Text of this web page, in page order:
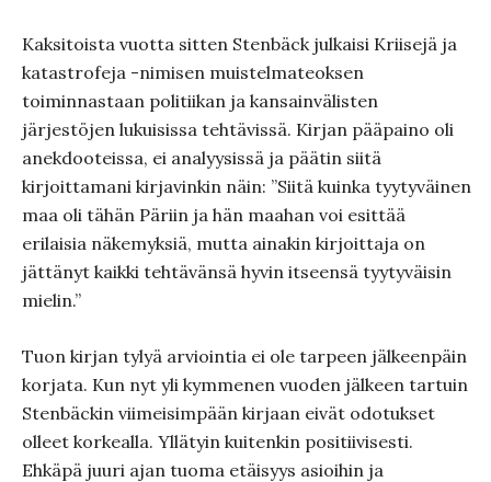
Kaksitoista vuotta sitten Stenbäck julkaisi Kriisejä ja
katastrofeja -nimisen muistelmateoksen
toiminnastaan politiikan ja kansainvälisten
järjestöjen lukuisissa tehtävissä. Kirjan pääpaino oli
anekdooteissa, ei analyysissä ja päätin siitä
kirjoittamani kirjavinkin näin: ”Siitä kuinka tyytyväinen
maa oli tähän Päriin ja hän maahan voi esittää
erilaisia näkemyksiä, mutta ainakin kirjoittaja on
jättänyt kaikki tehtävänsä hyvin itseensä tyytyväisin
mielin.”
Tuon kirjan tylyä arviointia ei ole tarpeen jälkeenpäin
korjata. Kun nyt yli kymmenen vuoden jälkeen tartuin
Stenbäckin viimeisimpään kirjaan eivät odotukset
olleet korkealla. Yllätyin kuitenkin positiivisesti.
Ehkäpä juuri ajan tuoma etäisyys asioihin ja